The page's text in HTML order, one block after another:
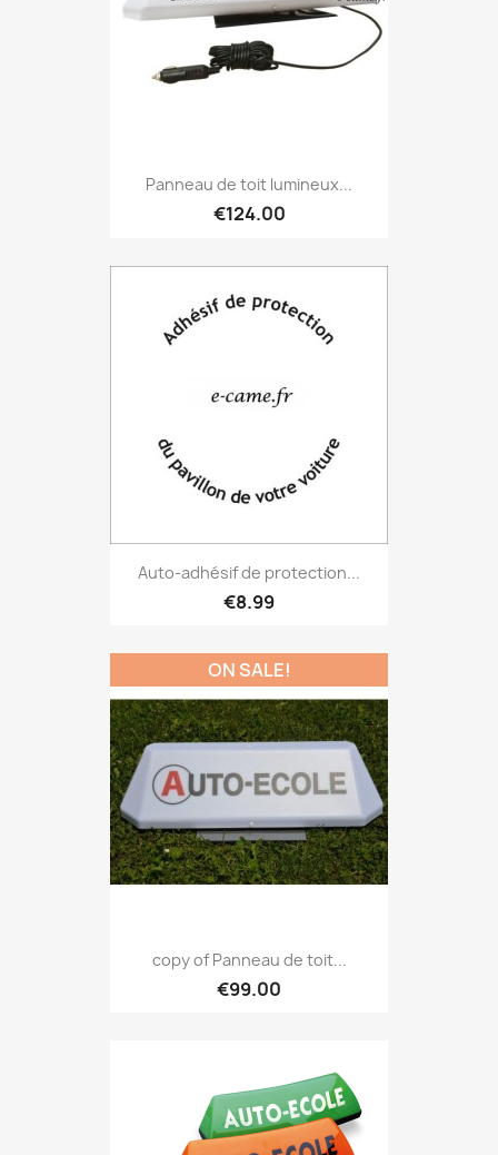
Panneau de toit lumineux...
€124.00
Auto-adhésif de protection...
€8.99
copy of Panneau de toit...
€99.00
ON SALE!